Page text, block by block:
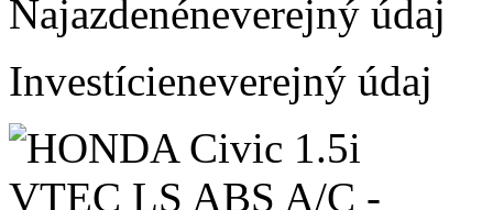
Najazdenéneverejný údaj
Investícieneverejný údaj